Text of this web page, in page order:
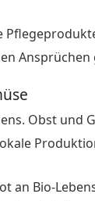
Ansprüchen
Obst
an Bio-